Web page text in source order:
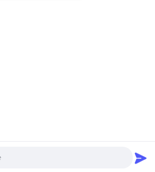
2026 Changzhou Jayu International Trade
όλα τα πνευματικά δικαιώματα.